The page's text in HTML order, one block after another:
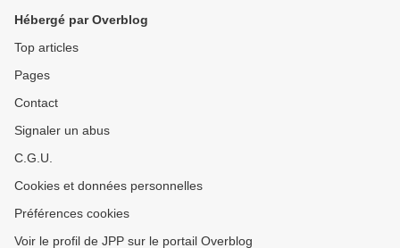
Hébergé par Overblog
Top articles
Pages
Contact
Signaler un abus
C.G.U.
Cookies et données personnelles
Préférences cookies
Voir le profil de JPP sur le portail Overblog